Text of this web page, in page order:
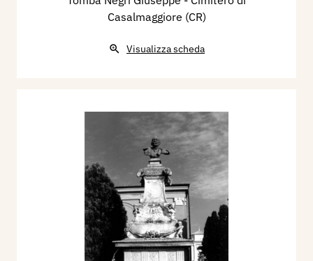
Casalmaggiore (CR)
Visualizza scheda